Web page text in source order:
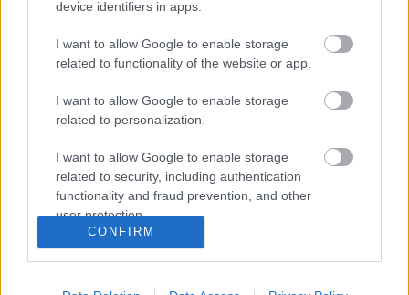
device identifiers in apps.
I want to allow Google to enable storage
related to functionality of the website or app.
I want to allow Google to enable storage
related to personalization.
I want to allow Google to enable storage
related to security, including authentication
functionality and fraud prevention, and other
user protection.
CONFIRM
Legolvasottabb
Top 10: ezek a legjobb szerelmes filmek
A 10 legütősebb drogos film
Megjöttek a meztelen hősnők
Meztelenség és anatómia
A forradalom egy holland fotós szemével
A legizgalmasabb fotók 2015-ből
Meztelen fővárosiak
Készülőben a nagy meztelen album